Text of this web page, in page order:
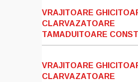
VRAJITOARE
CLARVAZATOARE
TAMADUITOARE
VRAJITOARE
CLARVAZATOARE